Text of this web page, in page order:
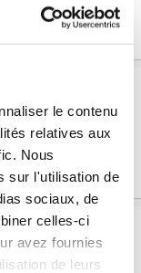
le contenu
relatives aux
Nous
sur l'utilisation de
sociaux, de
celles-ci
avez fournies
de leurs
Le combo pour se détendre La combinaison parfaite d'un voyage rapide et d'une pure détente au...